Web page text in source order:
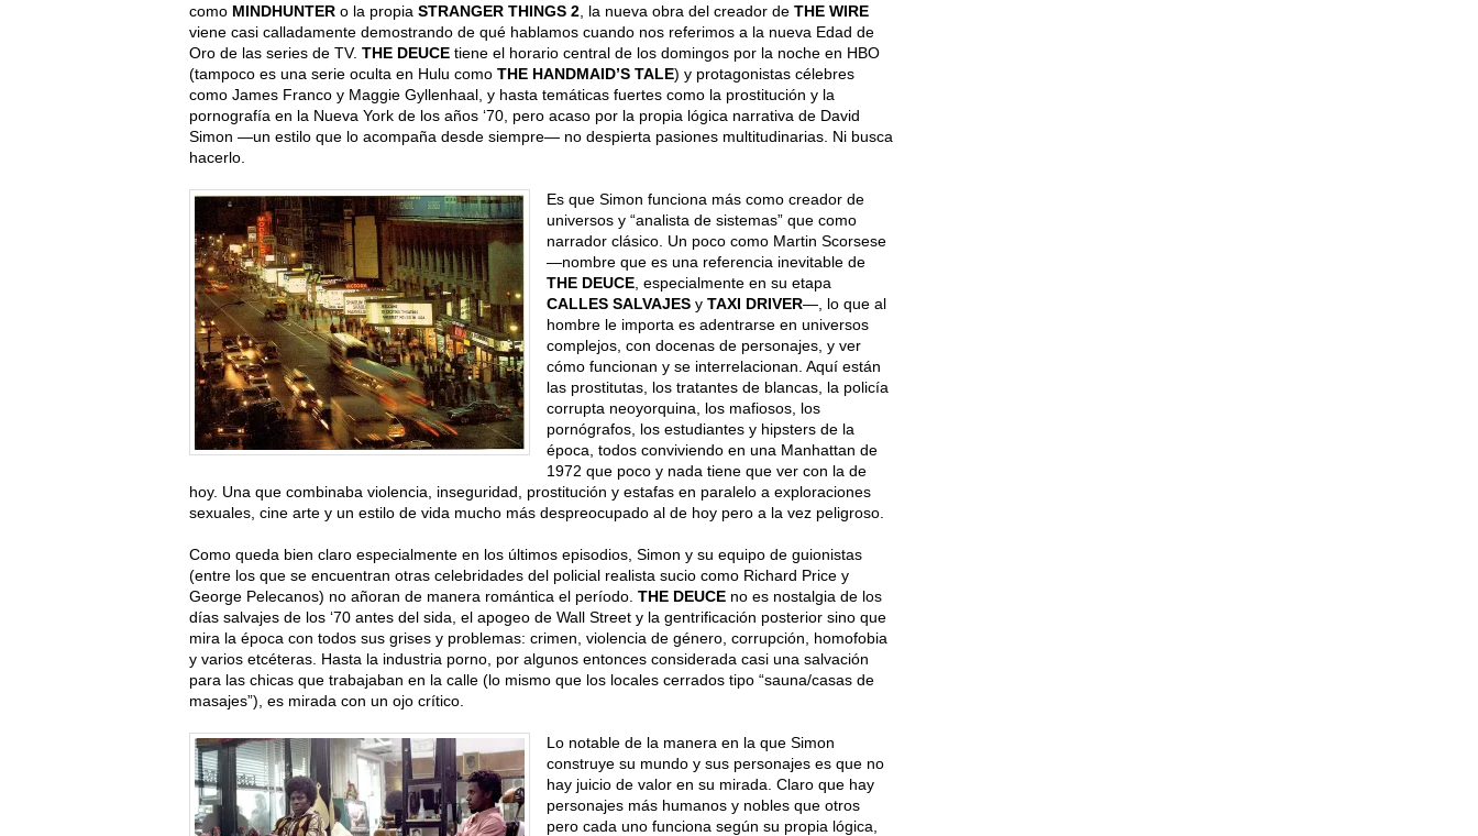
como MINDHUNTER o la propia STRANGER THINGS 2 , la nueva obra del creador de THE WIRE
viene casi calladamente demostrando de qué hablamos cuando nos referimos a la nueva Edad de
Oro de las series de TV. THE DEUCE tiene el horario central de los domingos por la noche en HBO
(tampoco es una serie oculta en Hulu como THE HANDMAID’S TALE) y protagonistas célebres
como James Franco y Maggie Gyllenhaal, y hasta temáticas fuertes como la prostitución y la
pornografía en la Nueva York de los años ‘70, pero acaso por la propia lógica narrativa de David
Simon —un estilo que lo acompaña desde siempre— no despierta pasiones multitudinarias. Ni busca
hacerlo.
Es que Simon funciona más como creador de
universos y “analista de sistemas” que como
narrador clásico. Un poco como Martin Scorsese
—nombre que es una referencia inevitable de
THE DEUCE , especialmente en su etapa
CALLES SALVAJES y TAXI DRIVER—, lo que al
hombre le importa es adentrarse en universos
complejos, con docenas de personajes, y ver
cómo funcionan y se interrelacionan. Aquí están
las prostitutas, los tratantes de blancas, la policía
corrupta neoyorquina, los mafiosos, los
pornógrafos, los estudiantes y hipsters de la
época, todos conviviendo en una Manhattan de
1972 que poco y nada tiene que ver con la de
hoy. Una que combinaba violencia, inseguridad, prostitución y estafas en paralelo a exploraciones
sexuales, cine arte y un estilo de vida mucho más despreocupado al de hoy pero a la vez peligroso.
Como queda bien claro especialmente en los últimos episodios, Simon y su equipo de guionistas
(entre los que se encuentran otras celebridades del policial realista sucio como Richard Price y
George Pelecanos) no añoran de manera romántica el período. THE DEUCE no es nostalgia de los
días salvajes de los ‘70 antes del sida, el apogeo de Wall Street y la gentrificación posterior sino que
mira la época con todos sus grises y problemas: crimen, violencia de género, corrupción, homofobia
y varios etcéteras. Hasta la industria porno, por algunos entonces considerada casi una salvación
para las chicas que trabajaban en la calle (lo mismo que los locales cerrados tipo “sauna/casas de
masajes”), es mirada con un ojo crítico.
Lo notable de la manera en la que Simon
construye su mundo y sus personajes es que no
hay juicio de valor en su mirada. Claro que hay
personajes más humanos y nobles que otros
pero cada uno funciona según su propia lógica,